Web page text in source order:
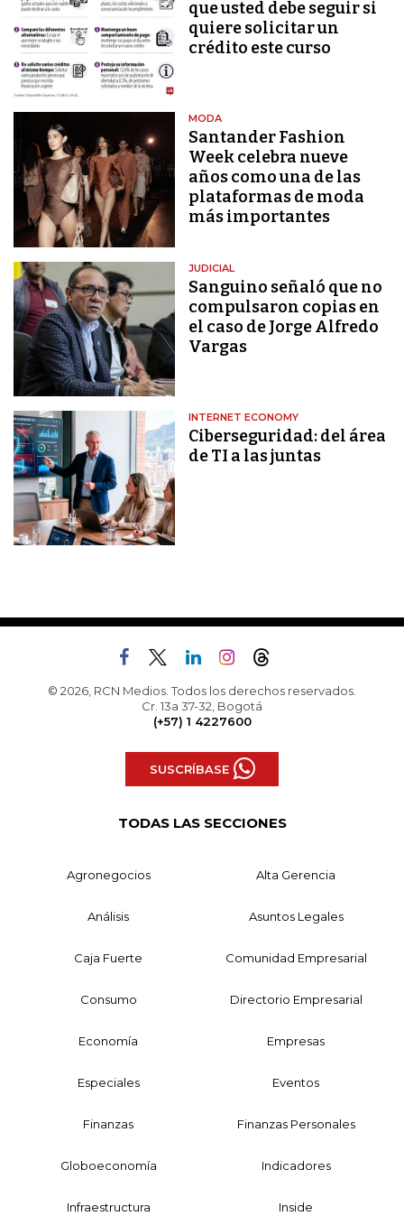
que usted debe seguir si
quiere solicitar un
crédito este curso
MODA
Santander Fashion
Week celebra nueve
años como una de las
plataformas de moda
más importantes
JUDICIAL
Sanguino señaló que no
compulsaron copias en
el caso de Jorge Alfredo
Vargas
INTERNET ECONOMY
Ciberseguridad: del área
de TI a las juntas
© 2026, RCN Medios. Todos los derechos reservados.
Cr. 13a 37-32, Bogotá
(+57) 1 4227600
SUSCRÍBASE
TODAS LAS SECCIONES
Agronegocios Alta Gerencia
Análisis Asuntos Legales
Caja Fuerte Comunidad Empresarial
Consumo Directorio Empresarial
Economía Empresas
Especiales Eventos
Finanzas Finanzas Personales
Globoeconomía Indicadores
Infraestructura Inside